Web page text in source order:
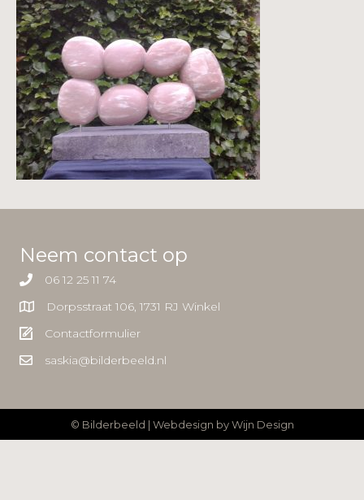
Neem contact op
06 12 25 11 74
Dorpsstraat 106, 1731 RJ Winkel
Contactformulier
saskia@bilderbeeld.nl
© Bilderbeeld | Webdesign byWijn Design